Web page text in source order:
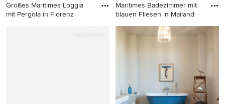
Großes Maritimes Loggia
mit Pergola in Florenz
Maritimes Badezimmer mit
blauen Fliesen in Mailand
Maritimes Badezimmer mit
blauen Fliesen in Mailand